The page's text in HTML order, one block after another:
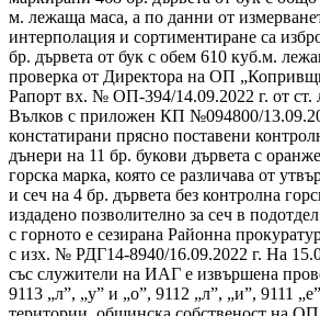
м. лежаща маса, а по данни от
интерполация и сортиментиране са
бр. дървета от бук с обем 610 куб.м.
проверка от Директора на ОП
Рапорт вх. № ОП-394/14.09.2022 г. от ст.
Вълков с приложен КП №094800/
констатирани прясно поставени
дънери на 11 бр. букови дървета с
горска марка, която се различава от
и сеч на 4 бр. дървета без контролна
издадено позволително за сеч в
с горното е сезирана Районна
с изх. № РДГ14-8940/16.09.2022 г. На
със служители на ИАГ е извършена
9113 „л”, „у” и „о”, 9112 „л”, „и”, 9111